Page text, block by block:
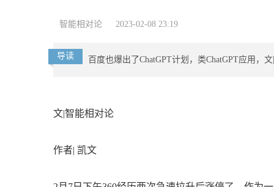
智能相对论 2023-02-08 23:19
导读 百度也爆出了ChatGPT计划，类ChatGPT应用，
文|智能相对论
作者| 凯文